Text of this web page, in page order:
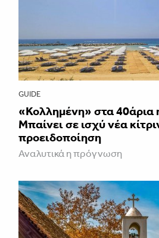
GUIDE
«Κολλημένη» στα 40άρια
Μπαίνει σε ισχύ νέα
προειδοποίηση
Αναλυτικά η πρόγνωση